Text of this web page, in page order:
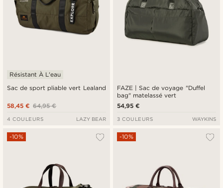
Sac de sport pliable vert Lealand
Résistant À L'eau
64,95 €
58,45 €
4 COULEURS LAZY BEAR
FAZE | Sac de voyage "Duffel
bag" matelassé vert
54,95 €
3 COULEURS WAYKINS
-10% -10%